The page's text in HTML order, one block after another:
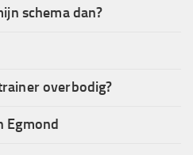
schema dan?
overbodig?
Egmond